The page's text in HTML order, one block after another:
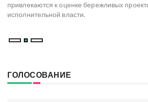
привлекаются к оценке бережливых
исполнительной власти.
ГОЛОСОВАНИЕ